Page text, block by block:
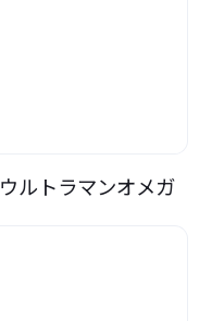
ウルトラマンオメガ